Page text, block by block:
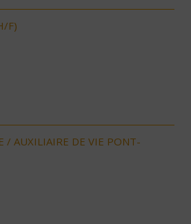
F)
/ AUXILIAIRE DE VIE PONT-